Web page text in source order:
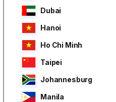
Dubai
Hanoi
Ho Chi Minh
Taipei
Johannesburg
Manila